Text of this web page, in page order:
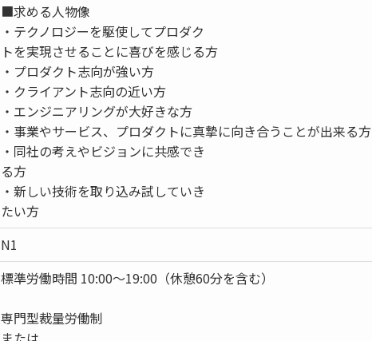
■求める人物像
・テクノロジーを駆使してプロダク
トを実現させることに喜びを感じる方
・プロダクト志向が強い方
・クライアント志向の近い方
・エンジニアリングが大好きな方
・事業やサービス、プロダクトに真摯に向き合うことが出来る方
・同社の考えやビジョンに共感でき
る方
・新しい技術を取り込み試していき
たい方
N1
標準労働時間 10:00～19:00（休憩60分を含む）
専門型裁量労働制